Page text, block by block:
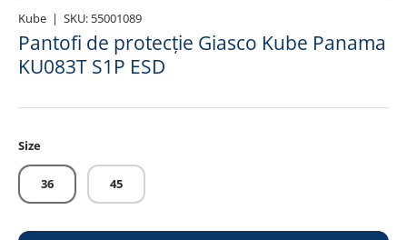
Kube | SKU: 55001089
Pantofi de protecție Giasco Kube Panama
KU083T S1P ESD
Size
36 45